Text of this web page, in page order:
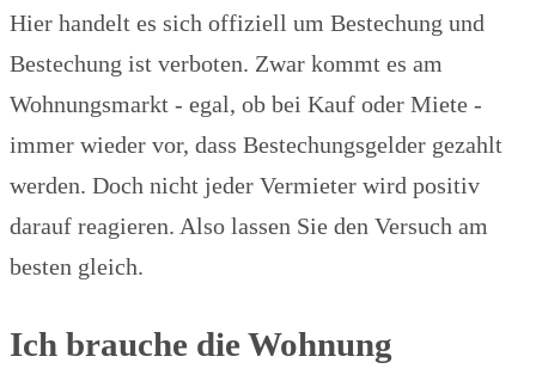
Hier handelt es sich offiziell um Bestechung und
Bestechung ist verboten. Zwar kommt es am
Wohnungsmarkt - egal, ob bei Kauf oder Miete -
immer wieder vor, dass Bestechungsgelder gezahlt
werden. Doch nicht jeder Vermieter wird positiv
darauf reagieren. Also lassen Sie den Versuch am
besten gleich.
Ich brauche die Wohnung